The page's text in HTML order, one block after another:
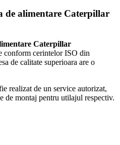
de alimentare Caterpillar
Caterpillar
conform cerintelor ISO din
de calitate superioara are o
realizat de un service autorizat,
de montaj pentru utilajul respectiv.